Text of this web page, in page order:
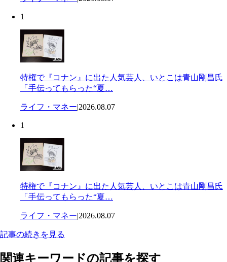
1
特権で『コナン』に出た人気芸人、いとこは青山剛昌氏
「手伝ってもらった“夏…
ライフ・マネー|2026.08.07
1
特権で『コナン』に出た人気芸人、いとこは青山剛昌氏
「手伝ってもらった“夏…
ライフ・マネー|2026.08.07
記事の続きを見る
関連キーワードの記事を探す